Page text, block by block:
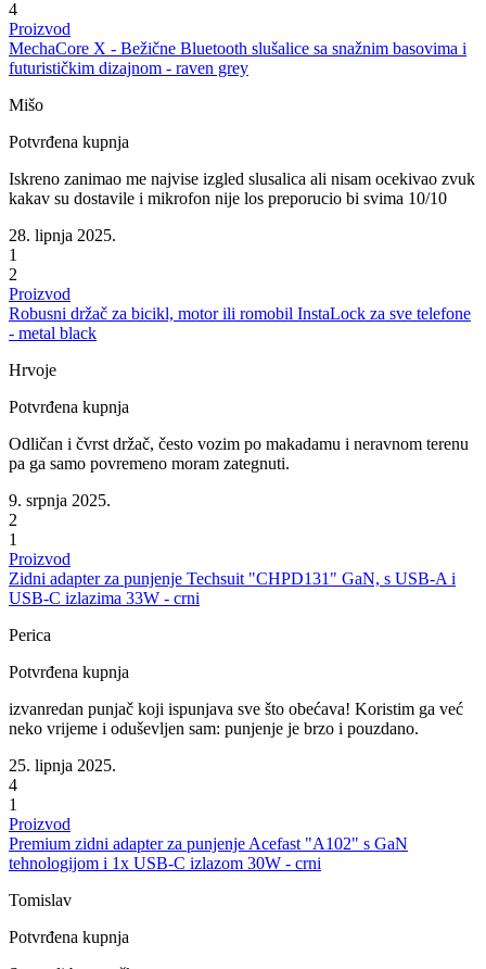
4
Proizvod
MechaCore X - Bežične Bluetooth slušalice sa snažnim basovima i
futurističkim dizajnom - raven grey
Mišo
Potvrđena kupnja
Iskreno zanimao me najvise izgled slusalica ali nisam ocekivao zvuk
kakav su dostavile i mikrofon nije los preporucio bi svima 10/10
28. lipnja 2025.
1
2
Proizvod
Robusni držač za bicikl, motor ili romobil InstaLock za sve telefone
- metal black
Hrvoje
Potvrđena kupnja
Odličan i čvrst držač, često vozim po makadamu i neravnom terenu
pa ga samo povremeno moram zategnuti.
9. srpnja 2025.
2
1
Proizvod
Zidni adapter za punjenje Techsuit "CHPD131" GaN, s USB-A i
USB-C izlazima 33W - crni
Perica
Potvrđena kupnja
izvanredan punjač koji ispunjava sve što obećava! Koristim ga već
neko vrijeme i oduševljen sam: punjenje je brzo i pouzdano.
25. lipnja 2025.
4
1
Proizvod
Premium zidni adapter za punjenje Acefast "A102" s GaN
tehnologijom i 1x USB-C izlazom 30W - crni
Tomislav
Potvrđena kupnja